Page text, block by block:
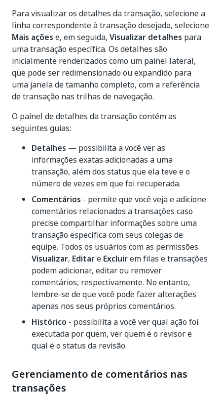
Para visualizar os detalhes da transação, selecione a
linha correspondente à transação desejada, selecione
Mais ações e, em seguida, Visualizar detalhes para
uma transação específica. Os detalhes são
inicialmente renderizados como um painel lateral,
que pode ser redimensionado ou expandido para
uma janela de tamanho completo, com a referência
de transação nas trilhas de navegação.
O painel de detalhes da transação contém as
seguintes guias:
Detalhes — possibilita a você ver as
informações exatas adicionadas a uma
transação, além dos status que ela teve e o
número de vezes em que foi recuperada.
Comentários - permite que você veja e adicione
comentários relacionados a transações caso
precise compartilhar informações sobre uma
transação específica com seus colegas de
equipe. Todos os usuários com as permissões
Visualizar, Editare Excluirem filas e transações
podem adicionar, editar ou remover
comentários, respectivamente. No entanto,
lembre-se de que você pode fazer alterações
apenas nos seus próprios comentários.
Histórico - possibilita a você ver qual ação foi
executada por quem, ver quem é o revisor e
qual é o status da revisão.
Gerenciamento de comentários nas
transações